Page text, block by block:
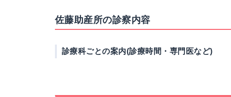
佐藤助産所の診察内容
診療科ごとの案内(診療時間・専門医など)